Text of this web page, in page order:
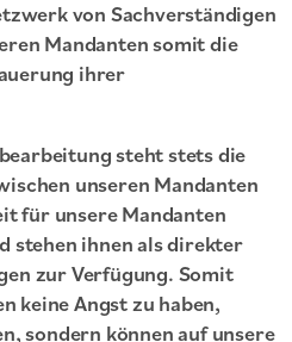
von Sachverständigen
Mandanten somit die
ihrer
steht stets die
unseren Mandanten
für unsere Mandanten
stehen ihnen als direkter
zur Verfügung. Somit
keine Angst zu haben,
sondern können auf unsere